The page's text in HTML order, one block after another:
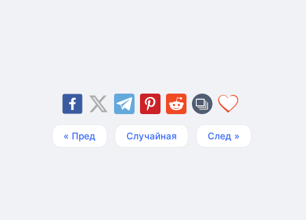
« Пред Случайная След »